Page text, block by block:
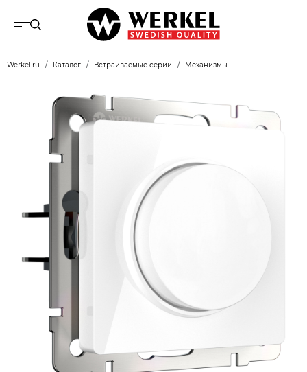
Werkel.ru Каталог Встраиваемые серии Механизмы